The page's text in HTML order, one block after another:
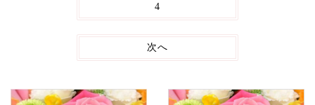
4
次へ